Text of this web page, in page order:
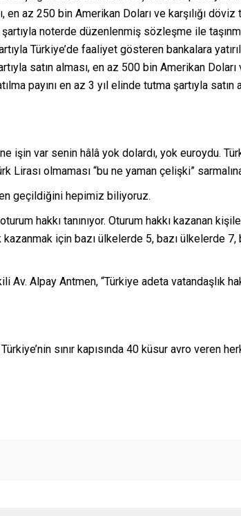
az 250 bin Amerikan Doları ve karşılığı döviz
noterde düzenlenmiş sözleşme ile
Türkiye’de faaliyet gösteren bankalara
satın alması, en az 500 bin Amerikan Doları
payını en az 3 yıl elinde tutma şartıyla
işin var senin hâlâ yok dolardı, yok euroydu.
Lirası olmaması “bu ne yaman çelişki”
geçildiğini hepimiz biliyoruz.
hakkı tanınıyor. Oturum hakkı kazanan
için bazı ülkelerde 5, bazı ülkelerde
Alpay Antmen, “Türkiye adeta vatandaşlık
sınır kapısında 40 küsur avro veren